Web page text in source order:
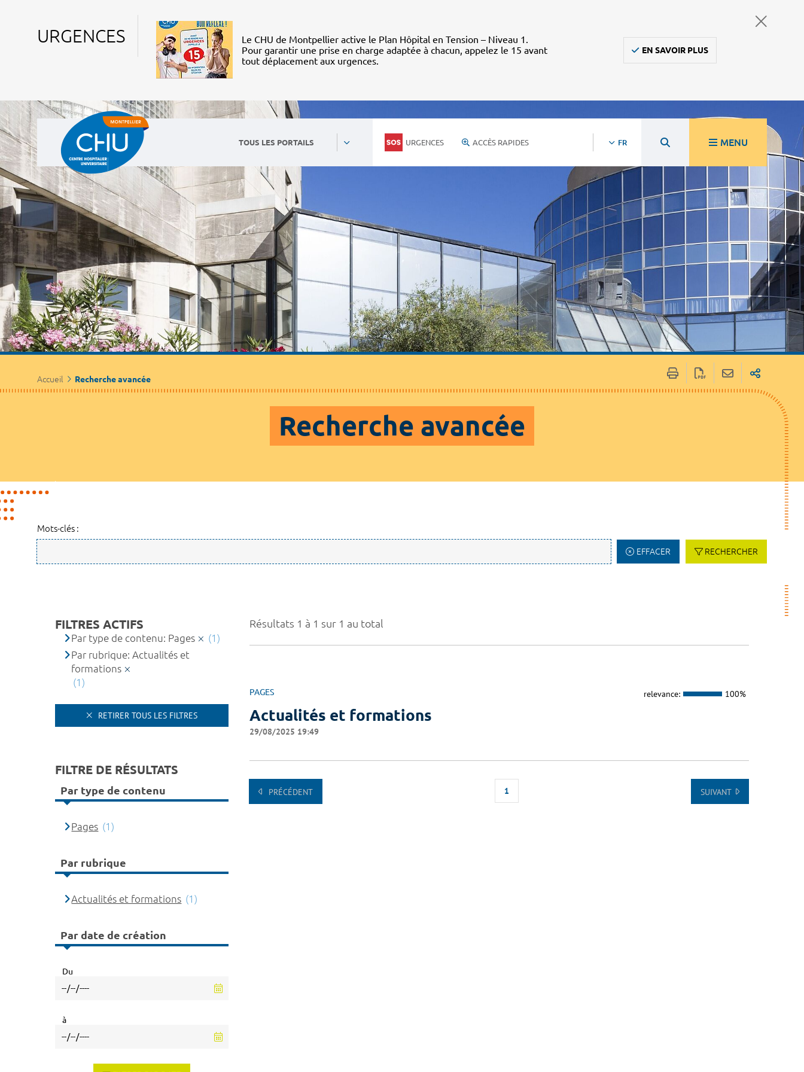
URGENCES
Le CHU de Montpellier active le Plan Hôpital en Tension – Niveau 1.
Pour garantir une prise en charge adaptée à chacun, appelez le 15 avant
tout déplacement aux urgences.
EN SAVOIR PLUS
TOUS LES PORTAILS URGENCES ACCÈS RAPIDES FR MENU
Accueil Recherche avancée
Recherche avancée
Mots-clés :
EFFACER RECHERCHER
Résultats 1 à 1 sur 1 au total
PAGES relevance: 100%
Actualités et formations
29/08/2025 19:49
PRÉCÉDENT 1 SUIVANT
FILTRES ACTIFS
Par type de contenu: Pages
(1)
Par rubrique: Actualités et
formations
(1)
RETIRER TOUS LES FILTRES
FILTRE DE RÉSULTATS
Par type de contenu
Pages (1)
Par rubrique
Actualités et formations (1)
Par date de création
Du
à